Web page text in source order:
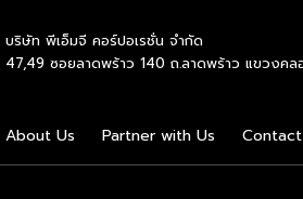
เรือง อดีตรัฐมนตรีว่าการกระทรวงวิทยาศ
อดีตรัฐมนตรีว่าการกระทรวงอุตสาหกร
“ประเทศไทยมีฐานแข็งแกร่งในเรื่องอุตส
ภาวะติดอันดับต้นๆ ในระดับโลก รัฐบาล
บริษัท พีเอ็มจี คอร์ปอเรชั่น จำกัด
47,49 ซอยลาดพร้าว 140 ถ.ลาดพร้าว แขวงคล
About Us Partner with Us